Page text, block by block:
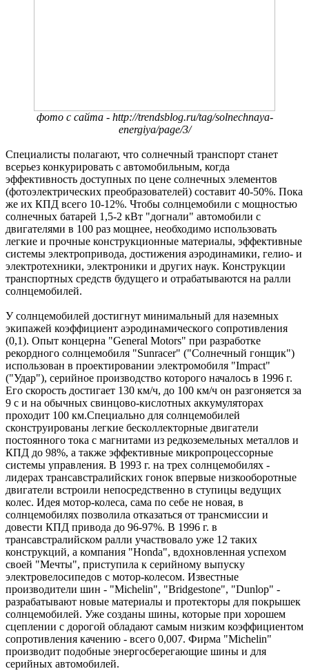
фото с сайта - http://trendsblog.ru/tag/solnechnaya-
energiya/page/3/
Специалисты полагают, что солнечный транспорт станет
всерьез конкурировать с автомобильным, когда
эффективность доступных по цене солнечных элементов
(фотоэлектрических преобразователей) составит 40-50%. Пока
же их КПД всего 10-12%. Чтобы солнцемобили с мощностью
солнечных батарей 1,5-2 кВт "догнали" автомобили с
двигателями в 100 раз мощнее, необходимо использовать
легкие и прочные конструкционные материалы, эффективные
системы электропривода, достижения аэродинамики, гелио- и
электротехники, электроники и других наук. Конструкции
транспортных средств будущего и отрабатываются на ралли
солнцемобилей.
У солнцемобилей достигнут минимальный для наземных
экипажей коэффициент аэродинамического сопротивления
(0,1). Опыт концерна "General Motors" при разработке
рекордного солнцемобиля "Sunracer" ("Солнечный гонщик")
использован в проектировании электромобиля "Impact"
("Удар"), серийное производство которого началось в 1996 г.
Его скорость достигает 130 км/ч, до 100 км/ч он разгоняется за
9 с и на обычных свинцово-кислотных аккумуляторах
проходит 100 км.Специально для солнцемобилей
сконструированы легкие бесколлекторные двигатели
постоянного тока с магнитами из редкоземельных металлов и
КПД до 98%, а также эффективные микропроцессорные
системы управления. В 1993 г. на трех солнцемобилях -
лидерах трансавстралийских гонок впервые низкооборотные
двигатели встроили непосредственно в ступицы ведущих
колес. Идея мотор-колеса, сама по себе не новая, в
солнцемобилях позволила отказаться от трансмиссии и
довести КПД привода до 96-97%. В 1996 г. в
трансавстралийском ралли участвовало уже 12 таких
конструкций, а компания "Honda", вдохновленная успехом
своей "Мечты", приступила к серийному выпуску
электровелосипедов с мотор-колесом. Известные
производители шин - "Michelin", "Bridgestone", "Dunlop" -
разрабатывают новые материалы и протекторы для покрышек
солнцемобилей. Уже созданы шины, которые при хорошем
сцеплении с дорогой обладают самым низким коэффициентом
сопротивления качению - всего 0,007. Фирма "Michelin"
производит подобные энергосберегающие шины и для
серийных автомобилей.